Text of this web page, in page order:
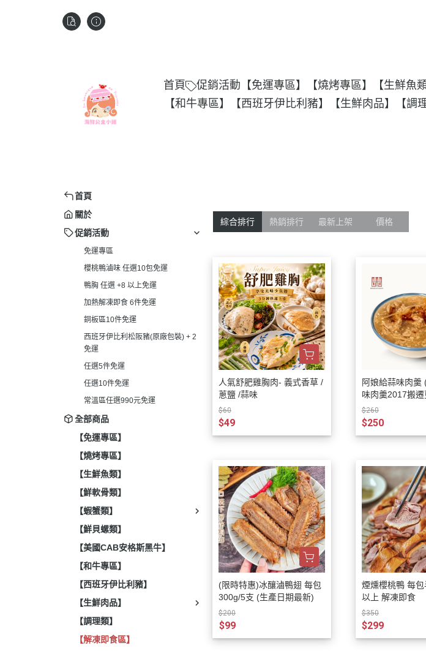
首頁 促銷活動 【免運專區】 【燒烤專區】 【生鮮魚類
【和牛專區】
【西班牙伊比利豬】 【生鮮肉品】 【調
首頁
關於
促銷活動
免運專區
櫻桃鴨滷味 任選10包免運
鴨胸 任選 +8 以上免運
加熱解凍即食 6件免運
銅板區10件免運
西班牙伊比利松阪豬(原廠包裝) + 2
免運
任選5件免運
任選10件免運
常溫區任選990元免運
全部商品
【免運專區】
【燒烤專區】
【生鮮魚類】
【鮮軟骨類】
【蝦蟹類】
【鮮貝螺類】
【美國CAB安格斯黑牛】
【和牛專區】
【西班牙伊比利豬】
【生鮮肉品】
【調理類】
【解凍即食區】
綜合排行 熱銷排行 最新上架 價格
人氣舒肥雞胸肉- 義式香草 /
蔥鹽 /蒜味
$60
$49
阿娘給蒜味肉羹 (原北門蒜
味肉羹2017搬遷
$260
$250
(限時特惠)冰釀滷鴨翅 每包
300g/5支 (生產日期最新)
$200
$99
煙燻櫻桃鴨 每包半隻 600g
以上 解凍即食
$350
$299